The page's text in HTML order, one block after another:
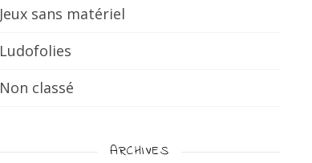
Jeux sans matériel
Ludofolies
Non classé
ARCHIVES